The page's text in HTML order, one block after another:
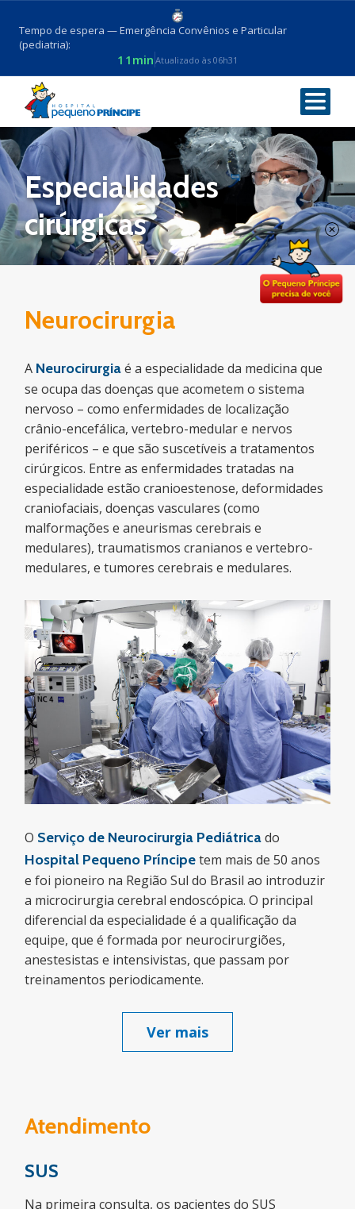
Tempo de espera — Emergência Convênios e Particular
(pediatria):
11min Atualizado às 06h31
Voltar
Especialidades
cirúrgicas
Neurocirurgia
A Neurocirurgiaé a especialidade da medicina que
se ocupa das doenças que acometem o sistema
nervoso – como enfermidades de localização
crânio-encefálica, vertebro-medular e nervos
periféricos – e que são suscetíveis a tratamentos
cirúrgicos. Entre as enfermidades tratadas na
especialidade estão cranioestenose, deformidades
craniofaciais, doenças vasculares (como
malformações e aneurismas cerebrais e
medulares), traumatismos cranianos e vertebro-
medulares, e tumores cerebrais e medulares.
O Serviço de Neurocirurgia Pediátricado
Hospital Pequeno Príncipetem mais de 50 anos
e foi pioneiro na Região Sul do Brasil ao introduzir
a microcirurgia cerebral endoscópica. O principal
diferencial da especialidade é a qualificação da
equipe, que é formada por neurocirurgiões,
anestesistas e intensivistas, que passam por
treinamentos periodicamente.
Ver mais
Atendimento
SUS
Na primeira consulta, os pacientes do SUS